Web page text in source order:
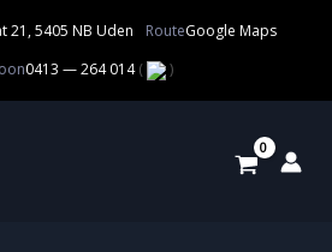
21, 5405 NB Uden RouteGoogle Maps
0413 — 264 014( )